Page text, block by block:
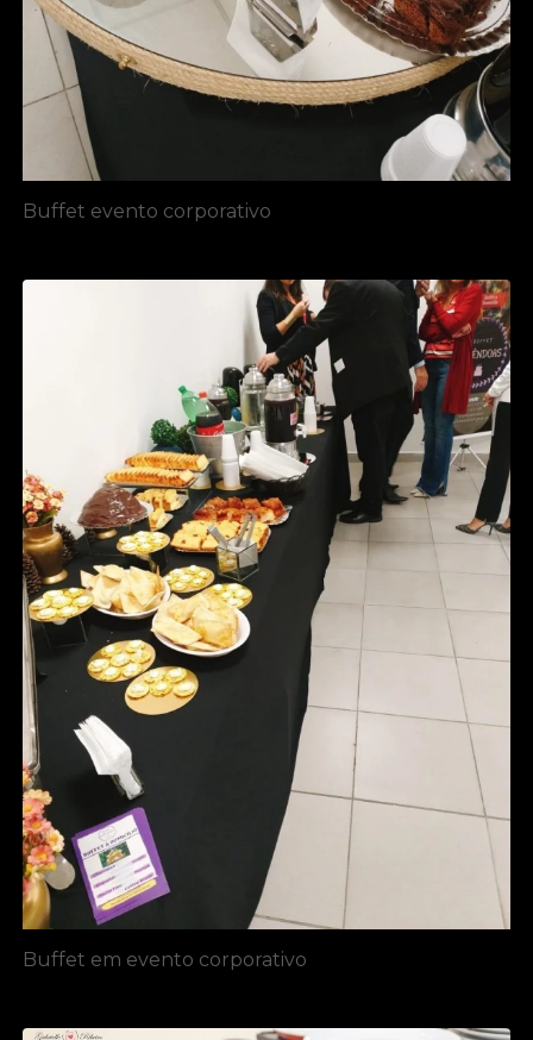
Buffet evento corporativo
Buffet em evento corporativo